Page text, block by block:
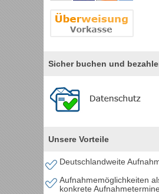
Sicher buchen und
Unsere Vorteile
Deutschlandweite
Aufnahmemöglichkeiten
konkrete